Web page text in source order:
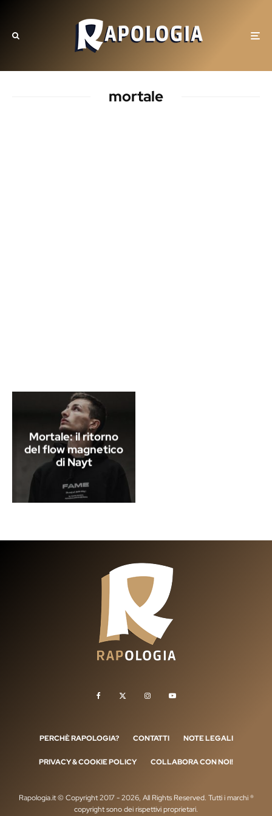
mortale
Mortale: il ritorno
del flow magnetico
di Nayt
PERCHÈ RAPOLOGIA? CONTATTI NOTE LEGALI
PRIVACY & COOKIE POLICY COLLABORA CON NOI!
Rapologia.it © Copyright 2017 - 2026, All Rights Reserved. Tutti i marchi ®
copyright sono dei rispettivi proprietari.